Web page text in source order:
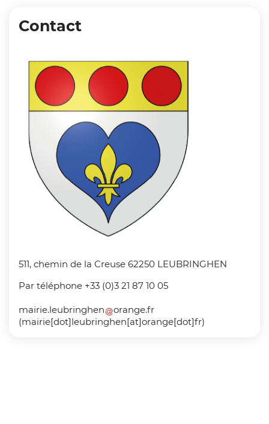
Contact
511, chemin de la Creuse 62250 LEUBRINGHEN
Par téléphone +33 (0)3 21 87 10 05
mairie.leubringhen orange.fr
(mairie[dot]leubringhen[at]orange[dot]fr)